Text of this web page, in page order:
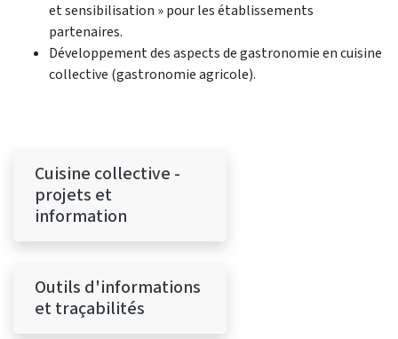
et sensibilisation » pour les établissements
partenaires.
Développement des aspects de gastronomie en cuisine
collective (gastronomie agricole).
Cuisine collective -
projets et
information
Outils d'informations
et traçabilités